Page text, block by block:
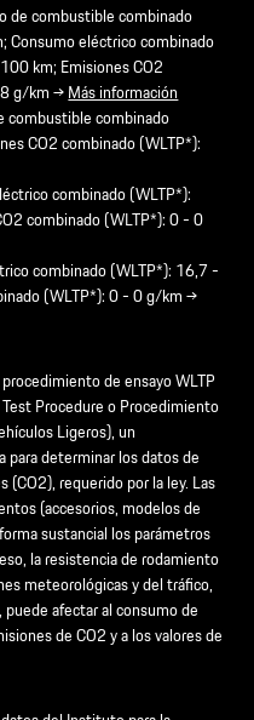
de combustible combinado
eléctrico combinado
km; Emisiones CO2
g/km →Más información
combustible combinado
CO2 combinado (WLTP*):
combinado (WLTP*):
combinado (WLTP*): 0 - 0
combinado (WLTP*): 16,7 -
(WLTP*): 0 - 0 g/km →
de ensayo WLTP
Procedure o Procedimiento
Ligeros), un
determinar los datos de
requerido por la ley. Las
(accesorios, modelos de
sustancial los parámetros
la resistencia de rodamiento
meteorológicas y del tráfico,
afectar al consumo de
de CO2 y a los valores de